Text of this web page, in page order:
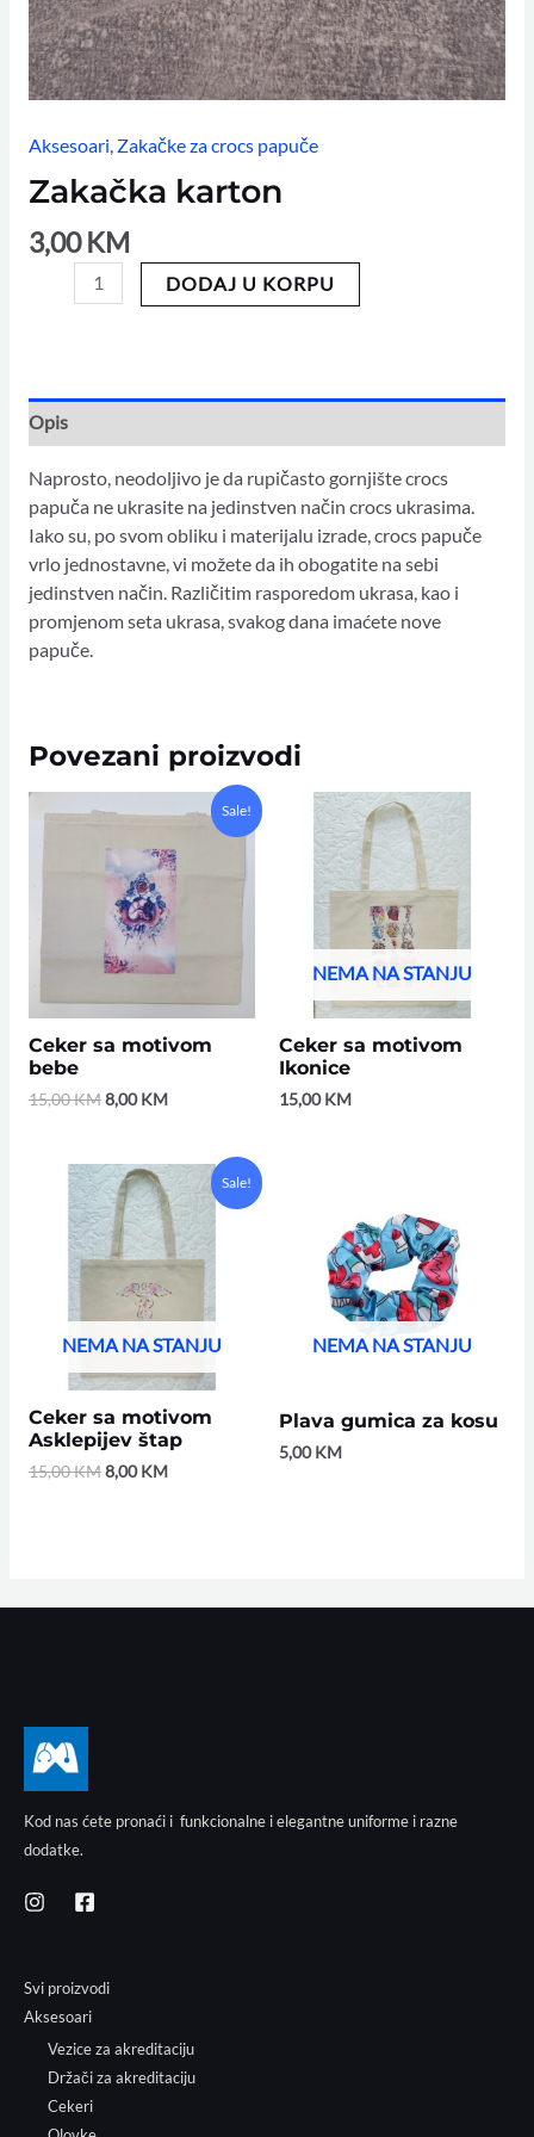
Aksesoari, Zakačke za crocs papuče
Zakačka karton
3,00KM
DODAJ U KORPU
Opis
Naprosto, neodoljivo je da rupičasto gornjište crocs
papuča ne ukrasite na jedinstven način crocs ukrasima.
Iako su, po svom obliku i materijalu izrade, crocs papuče
vrlo jednostavne, vi možete da ih obogatite na sebi
jedinstven način. Različitim rasporedom ukrasa, kao i
promjenom seta ukrasa, svakog dana imaćete nove
papuče.
Povezani proizvodi
Sale!
Ceker sa motivom
bebe
15,00KM
price
was:
15,00 KM.
8,00KM
Current
price
8,00 KM.
NEMA NA STANJU
Ceker sa motivom
Ikonice
15,00KM
Sale!
NEMA NA STANJU
Ceker sa motivom
Asklepijev štap
15,00KM
Original
price
was:
15,00 KM.
8,00KM
Current
price
is:
8,00 KM.
NEMA NA STANJU
Plava gumica za kosu
5,00KM
Kod nas ćete pronaći i funkcionalne i elegantne uniforme i razne
dodatke.
Svi proizvodi
Aksesoari
Vezice za akreditaciju
Držači za akreditaciju
Cekeri